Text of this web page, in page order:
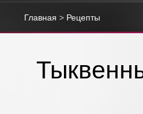
Главная > Рецепты